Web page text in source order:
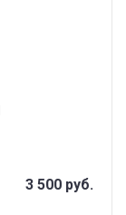
3 500 руб.